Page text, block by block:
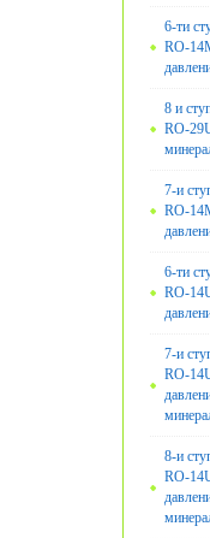
6-ти
RO-
8 и
RO-
7-и
RO-
6-ти
RO-
7-и
RO-
8-и
RO-